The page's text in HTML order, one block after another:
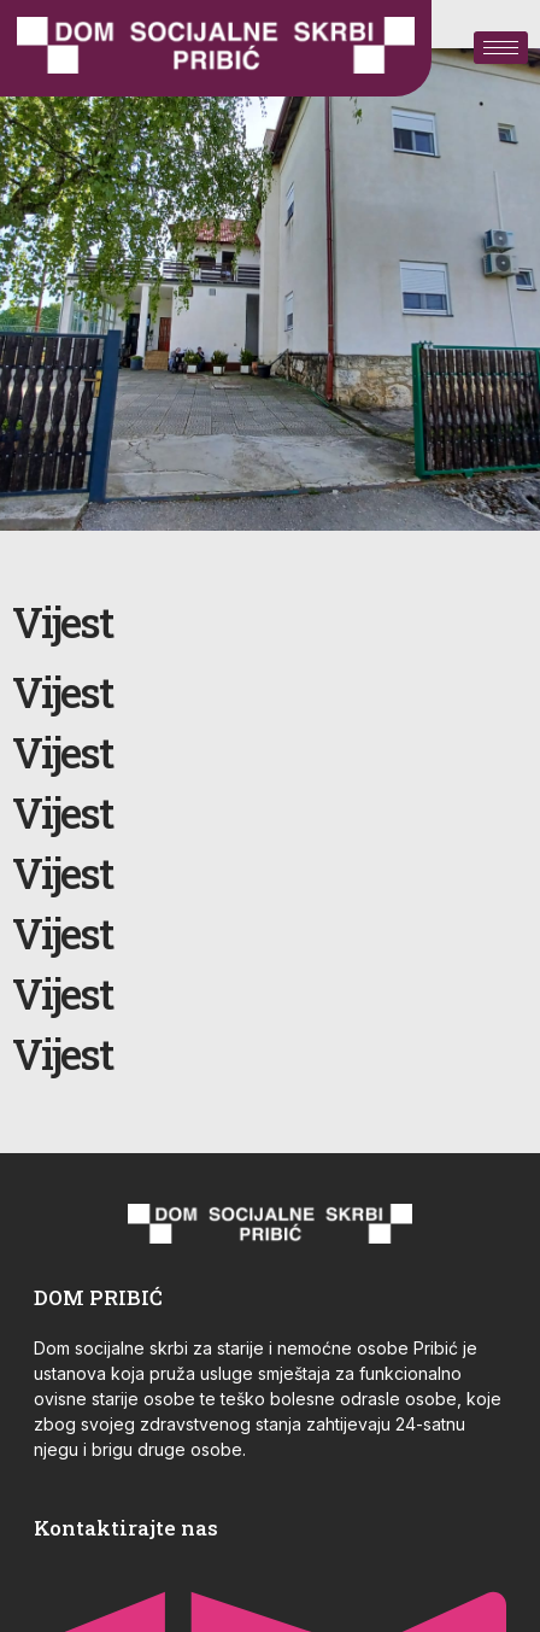
Vijest
Vijest
Vijest
Vijest
Vijest
Vijest
Vijest
Vijest
DOM PRIBIĆ
Dom socijalne skrbi za starije i nemoćne osobe Pribić je
ustanova koja pruža usluge smještaja za funkcionalno
ovisne starije osobe te teško bolesne odrasle osobe, koje
zbog svojeg zdravstvenog stanja zahtijevaju 24-satnu
njegu i brigu druge osobe.
Kontaktirajte nas